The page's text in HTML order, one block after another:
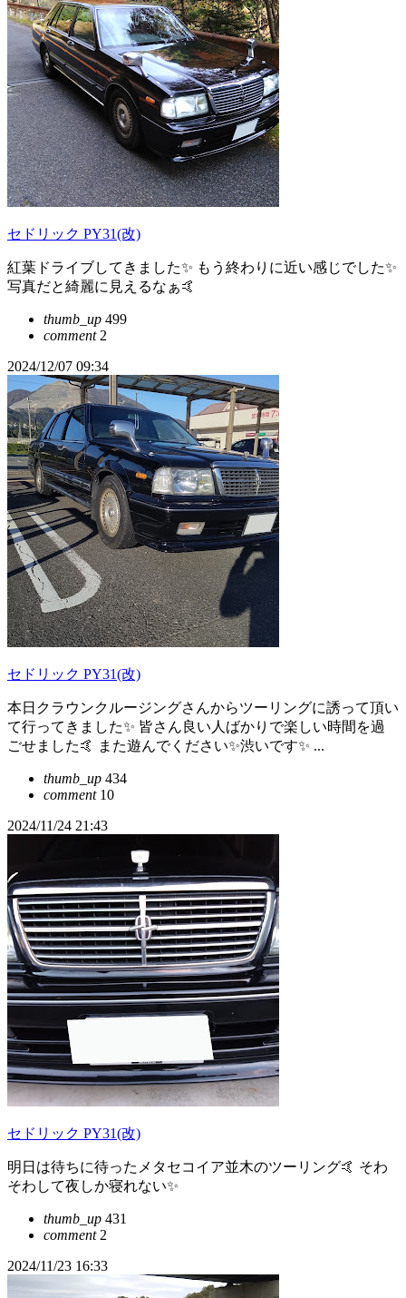
セドリック PY31(改)
紅葉ドライブしてきました✨ もう終わりに近い感じでした✨
写真だと綺麗に見えるなぁ🤙
thumb_up 499
comment2
2024/12/07 09:34
セドリック PY31(改)
本日クラウンクルージングさんからツーリングに誘って頂い
て行ってきました✨ 皆さん良い人ばかりで楽しい時間を過
ごせました🤙 また遊んでください✨渋いです✨ ...
thumb_up 434
comment10
2024/11/24 21:43
セドリック PY31(改)
明日は待ちに待ったメタセコイア並木のツーリング🤙 そわ
そわして夜しか寝れない✨
thumb_up 431
comment2
2024/11/23 16:33